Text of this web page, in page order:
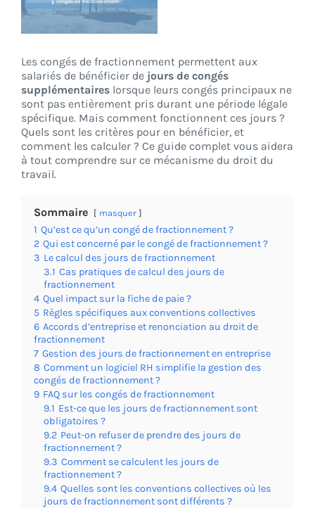
Les congés de fractionnement permettent aux
salariés de bénéficier de jours de congés
supplémentaires lorsque leurs congés principaux ne
sont pas entièrement pris durant une période légale
spécifique. Mais comment fonctionnent ces jours ?
Quels sont les critères pour en bénéficier, et
comment les calculer ? Ce guide complet vous aidera
à tout comprendre sur ce mécanisme du droit du
travail.
Sommaire masquer
1 Qu’est ce qu’un congé de fractionnement ?
2 Qui est concerné par le congé de fractionnement ?
3 Le calcul des jours de fractionnement
3.1 Cas pratiques de calcul des jours de
fractionnement
4 Quel impact sur la fiche de paie ?
5 Règles spécifiques aux conventions collectives
6 Accords d’entreprise et renonciation au droit de
fractionnement
7 Gestion des jours de fractionnement en entreprise
8 Comment un logiciel RH simplifie la gestion des
congés de fractionnement ?
9 FAQ sur les congés de fractionnement
9.1 Est-ce que les jours de fractionnement sont
obligatoires ?
9.2 Peut-on refuser de prendre des jours de
fractionnement ?
9.3 Comment se calculent les jours de
fractionnement ?
9.4 Quelles sont les conventions collectives où les
jours de fractionnement sont différents ?